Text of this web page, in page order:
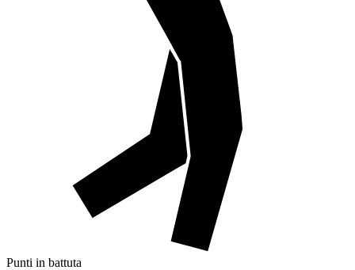
Punti in battuta